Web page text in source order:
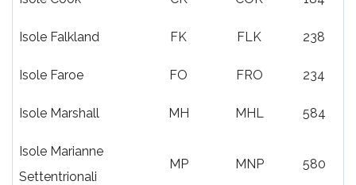
Isole Falkland FK FLK 238
Isole Faroe FO FRO 234
Isole Marshall MH MHL 584
Isole Marianne
Settentrionali
MP MNP 580